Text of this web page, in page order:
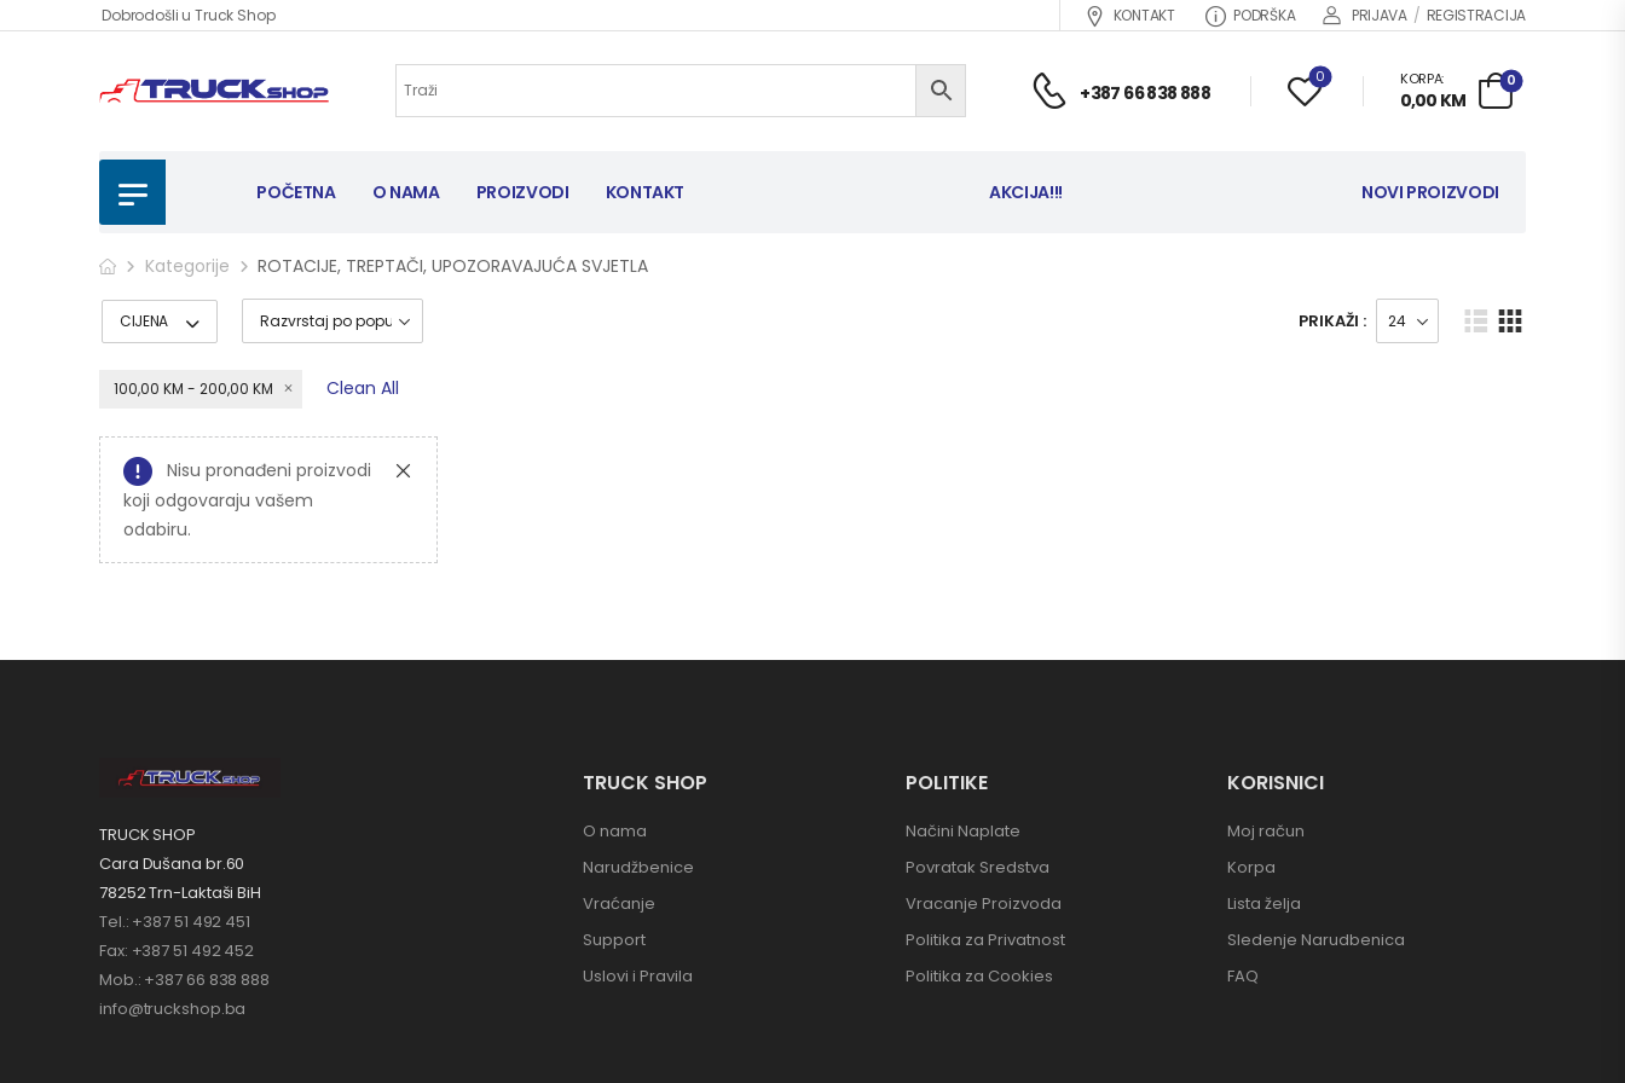
Dobrodošli u Truck Shop KONTAKT PODRŠKA PRIJAVA / REGISTRACIJA
+387 66 838 888
0 KORPA:
0,00 KM
0
POČETNA O NAMA PROIZVODI KONTAKT AKCIJA!!! NOVI PROIZVODI
Kategorije ROTACIJE, TREPTAČI, UPOZORAVAJUĆA SVJETLA
CIJENA PRIKAŽI :
100,00 KM - 200,00 KM Clean All
Nisu pronađeni proizvodi
koji odgovaraju vašem
odabiru.
TRUCK SHOP
Cara Dušana br.60
78252 Trn-Laktaši BiH
Tel.: +387 51 492 451
Fax: +387 51 492 452
Mob.: +387 66 838 888
info@truckshop.ba
TRUCK SHOP
O nama
Narudžbenice
Vraćanje
Support
Uslovi i Pravila
POLITIKE
Načini Naplate
Povratak Sredstva
Vracanje Proizvoda
Politika za Privatnost
Politika za Cookies
KORISNICI
Moj račun
Korpa
Lista želja
Sledenje Narudbenica
FAQ